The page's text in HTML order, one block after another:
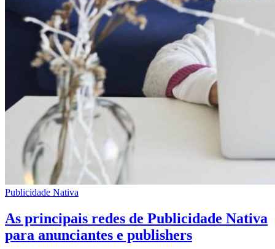
Publicidade Nativa
As principais redes de Publicidade Nativa
para anunciantes e publishers